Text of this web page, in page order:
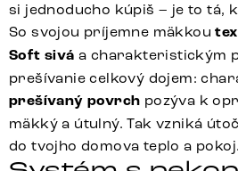
si jednoducho kúpiš – je to tá,
So svojou príjemne mäkkou
Soft sivá a charakteristickým
prešívanie celkový dojem:
prešívaný povrch pozýva k
mäkký a útulný. Tak vzniká
do tvojho domova teplo a pokoj.